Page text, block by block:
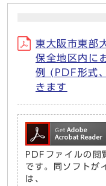
東大阪市東部
保全地区内に
例 (PDF形式
きます
PDFファイルの
です。同ソフトが
は、